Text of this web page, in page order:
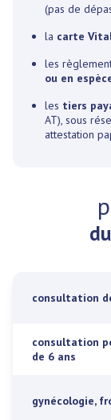
(pas de
la carte
les
ou en
les tiers
AT), sous
attestation
consultation
consultation
de 6 ans
gynécologie,